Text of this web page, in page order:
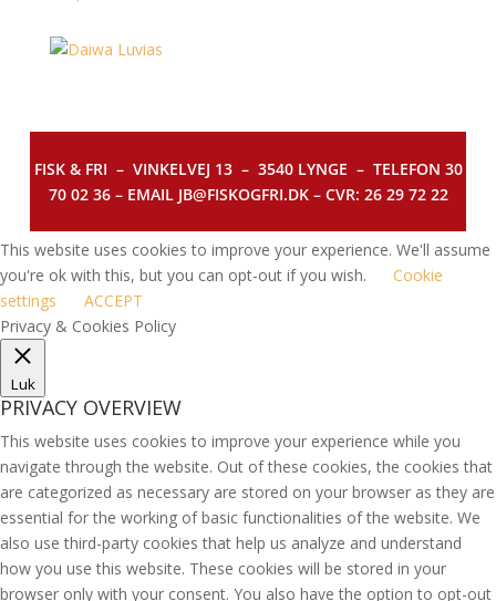
FISK & FRI – VINKELVEJ 13 – 3540 LYNGE – TELEFON 30
70 02 36 – EMAIL JB@FISKOGFRI.DK – CVR: 26 29 72 22
This website uses cookies to improve your experience. We'll assume
you're ok with this, but you can opt-out if you wish.
Cookie
settings
ACCEPT
Privacy & Cookies Policy
Luk
PRIVACY OVERVIEW
This website uses cookies to improve your experience while you
navigate through the website. Out of these cookies, the cookies that
are categorized as necessary are stored on your browser as they are
essential for the working of basic functionalities of the website. We
also use third-party cookies that help us analyze and understand
how you use this website. These cookies will be stored in your
browser only with your consent. You also have the option to opt-out